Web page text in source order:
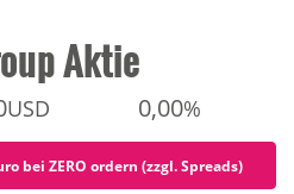
Aktie
USD 0,00%
bei ZERO ordern (zzgl. Spreads)